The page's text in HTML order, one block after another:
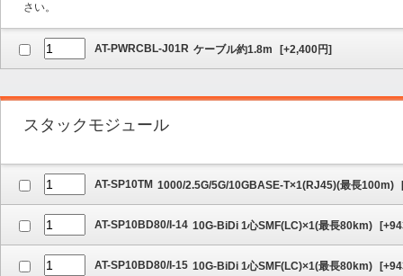
さい。
AT-PWRCBL-J01R ケーブル約1.8m [+2,400円]
スタックモジュール
AT-SP10TM 1000/2.5G/5G/10GBASE-T×1(RJ45)(最長100m)
AT-SP10BD80/I-14 10G-BiDi 1心SMF(LC)×1(最長80km) [
AT-SP10BD80/I-15 10G-BiDi 1心SMF(LC)×1(最長80km) [